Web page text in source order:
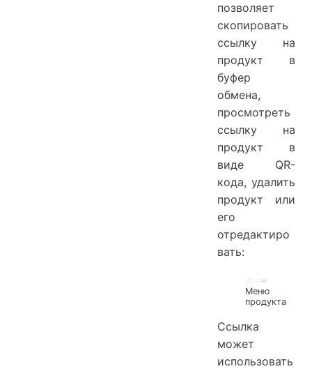
позволяет
скопировать
ссылку на
продукт в
буфер
обмена,
просмотреть
ссылку на
продукт в
виде QR-
кода, удалить
продукт или
его
отредактиро
вать:
Меню
продукта
Ссылка
может
использовать